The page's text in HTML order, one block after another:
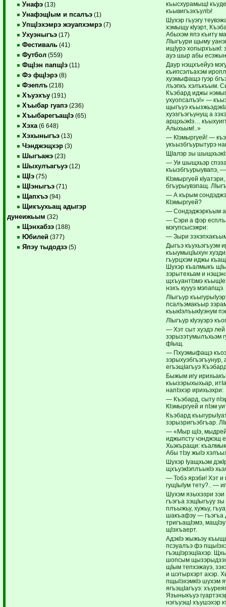
Унафэ (13)
УнафэщIым и псалъэ (1)
УпщIэхэмрэ жэуапхэмрэ (7)
Ухуэныгъэ (17)
Фестиваль (41)
Футбол (559)
ФщIэн папщIэ (11)
Фэ фщIэрэ (8)
Фэеплъ (218)
Хъуэхъу (191)
Хъыбар гуапэ (236)
ХъыбарегъащIэ (65)
Хэха (6 648)
Хэхыныгъэ (13)
Чэнджэщхэр (3)
Шыгъажэ (23)
Шыхулъагъуэ (12)
ЩIэ (75)
ЩIэныгъэ (71)
Щапхъэ (94)
Щикъухьащ адыгэр
дунеижьым (32)
Щэнхабзэ (188)
Юбилей (377)
Япэу тыдодзэ (5)
къысхурамыщI
къывигъэхъулIэ!
Шухэр гъуэгу
хэмыщу кIуэрт,
Абыхэм япэ къиту
ЛIыгъури щыму
ищIурэ хопырхъыкI:
ауэ шыр абы
Даур нэщхъейуэ
къипсэлъахэм
хуэмыфащэ гуэр
лъэпкъ хэлъкъым.
Къэбард иджы
ухуопсалъэ!» —
щыгъуэ
хуэзгъэгъунущ а
арщхьэкIэ…
Алыхьым!..»
— КIэмыргуей! —
укъызбгъурытурэ
ЩIалэр зы
— Уи шыщхьэр
къызбгъурыувапэ,
КIэмыргуей
бгъурыувэпащ.
— А кърым
КIэмыргуей?
— Сондэджэркъым
— Сэри а фэр
мэгупсысэжри:
— Зыри
Дыгъэ къухьэгъуэм
къыумыцIыхун
гъурцхэм иджы
Шухэр къалмыкъ
зэрытехьам и
щхъуантIэмэ
нэхъ куууэ мэпапщэ.
ЛIыгъур
псалъэмакъыр
къыкIэлъыкIуэнум
ЛIыгъур кIуэуэрэ
— Хэт сыт хуэдэ
зэрызэтумылъхьэм
фIыщ.
— Пхуэмыфащэ
егъэщIагъуэ
Быжым игу
къызэрыхыхьар,
напIэхэр ирихьэхри:
— Къэбард, сыту
КIэмыргуей и пIэм
Къэбард
зэрызригъэбгъар.
— «Мыр щIэ,
иджыпсту чэнджэщ
Хьэкъращи:
Абы тIэу жыIэ
Шухэр Iуащхьэм
щхъуэкIэплъыкIэ
— Тобэ ярэби! Хэт и
гущIыIум тету?.. —
Шухэм языхэзри
гъэгъа зэщIыгъуу
плъыжьу, хужьу,
шакъафэу — гъэгъа
тригъащIэмэ,
щIэхъаерт.
АдэкIэ жыжьэу
псэуалъэ фэ
гъэщIэрэщIахэр.
шопсым
щIым тепхэжауэ,
и шэтырхэрт ахэр.
пщыIэхэмкIэ шухэм
ягъэщIагъуэ:
Языныкъуэ
нэгъуэщI хъушэхэр